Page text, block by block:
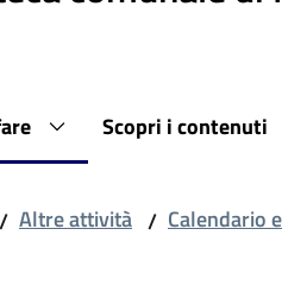
Scopri i contenuti
/ Altre attività / Calendario